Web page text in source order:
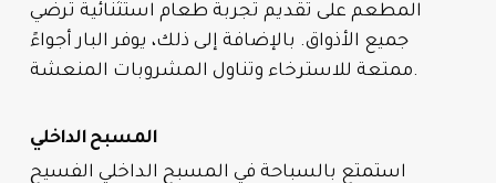
المطعم على تقديم تجربة طعام استثنائية ترضي
جميع الأذواق. بالإضافة إلى ذلك، يوفر البار أجواءً
ممتعة للاسترخاء وتناول المشروبات المنعشة.
المسبح الداخلي
استمتع بالسباحة في المسبح الداخلي الفسيح